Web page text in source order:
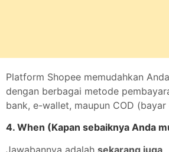
Platform Shopee memudahkan
dengan berbagai metode
bank, e-wallet, maupun COD
4. When (Kapan sebaiknya Anda
Jawabannya adalah sekarang juga